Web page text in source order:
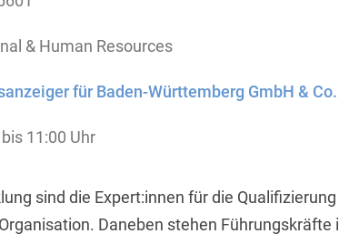
& Human Resources
für Baden-Württemberg GmbH & Co.
11:00 Uhr
sind die Expert:innen für die
Daneben stehen Führungskräfte